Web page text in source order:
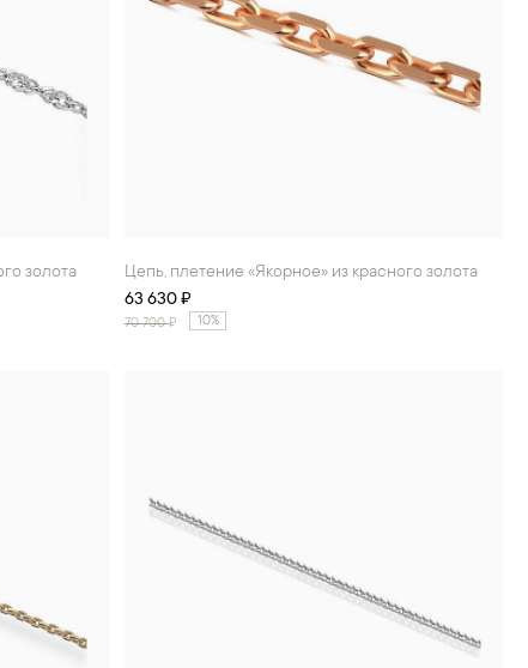
золота
Цепь, плетение «Якорное» из красного золота
63 630 ₽
70 700₽ 10%